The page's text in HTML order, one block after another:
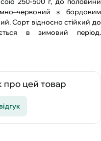
з бордовим
Сорт відносно стійкий до
в зимовий період.
про цей товар